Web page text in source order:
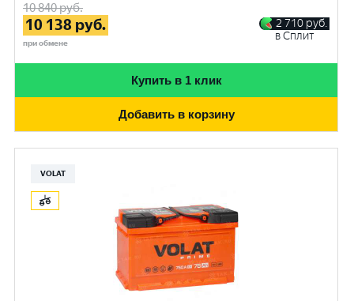
10 840руб.
10 138 руб.
при обмене
2 710 руб.
в Сплит
Купить в 1 клик
Добавить в корзину
VOLAT